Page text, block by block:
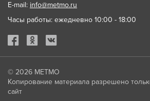
E-mail: info@metmo.ru
Часы работы: ежедневно 10:00 - 18:00
© 2026 МЕТМО
Копирование материала разрешено
сайт